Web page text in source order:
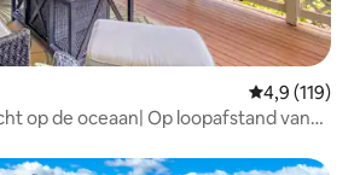
Gemiddelde
4,9 (119)
op de oceaan| Op loopafstand van